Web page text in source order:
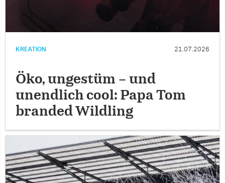
KREATION 21.07.2026
Öko, ungestüm – und
unendlich cool: Papa Tom
branded Wildling